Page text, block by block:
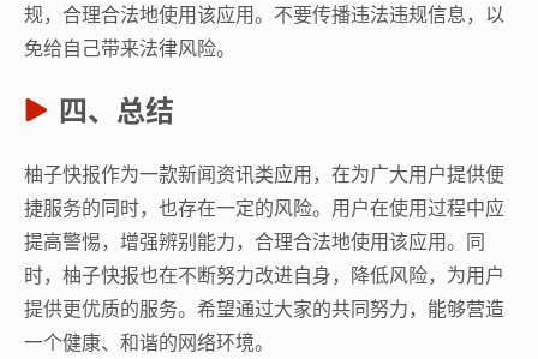
规，合理合法地使用该应用。不要传播违法违规信息，以
免给自己带来法律风险。
四、总结
柚子快报作为一款新闻资讯类应用，在为广大用户提供便
捷服务的同时，也存在一定的风险。用户在使用过程中应
提高警惕，增强辨别能力，合理合法地使用该应用。同
时，柚子快报也在不断努力改进自身，降低风险，为用户
提供更优质的服务。希望通过大家的共同努力，能够营造
一个健康、和谐的网络环境。